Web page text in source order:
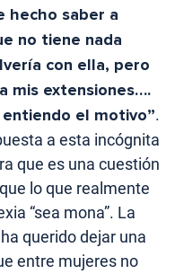
hecho saber a
no tiene nada
con ella, pero
mis extensiones….
el motivo”.
a esta incógnita
que es una cuestión
lo que realmente
“sea mona”. La
ha querido dejar una
entre mujeres no